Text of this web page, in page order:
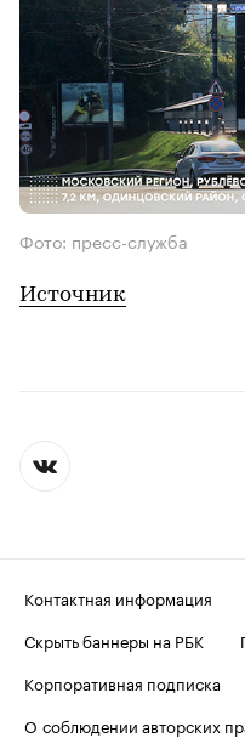
Фото: пресс-служба
Источник
Контактная информация
Скрыть баннеры на РБК
Корпоративная подписка
О соблюдении авторских